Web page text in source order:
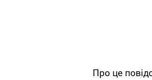
Про це